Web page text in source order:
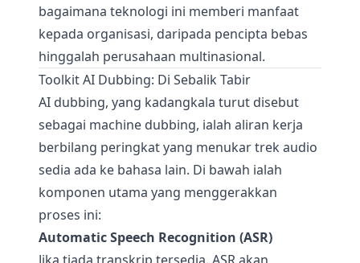
bagaimana teknologi ini memberi manfaat
kepada organisasi, daripada pencipta bebas
hinggalah perusahaan multinasional.
Toolkit AI Dubbing: Di Sebalik Tabir
AI dubbing, yang kadangkala turut disebut
sebagai machine dubbing, ialah aliran kerja
berbilang peringkat yang menukar trek audio
sedia ada ke bahasa lain. Di bawah ialah
komponen utama yang menggerakkan
proses ini:
Automatic Speech Recognition (ASR)